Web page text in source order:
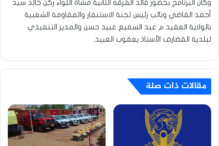
وكان البرنامج بحضور قائد الفرقه الثانية مشاة اللواء ركن خالد سيد
أحمد القاضي ونائب رئيس لجنة الاستنفار والمقاومة الشعبية
بالولاية العقيد م عبد السميع عبيد حسن والمدير التنفيذي
لبلدية القضارف الأستاذ يعقوب العبيد.
مقالات ذات صلة